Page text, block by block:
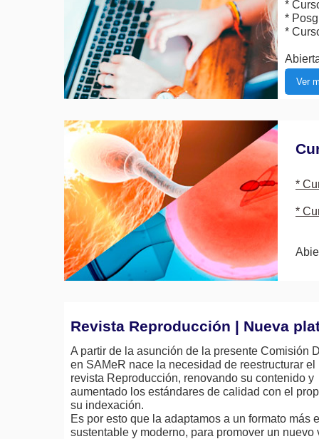
*
*
*
Ver
*
*
Revista Reproducción | Nueva
A partir de la asunción de la presente Comisión
en SAMeR nace la necesidad de reestructurar el
revista Reproducción, renovando su contenido y
aumentado los estándares de calidad con el
su indexación.
Es por esto que la adaptamos a un formato más
sustentable y moderno, para promover un nuevo